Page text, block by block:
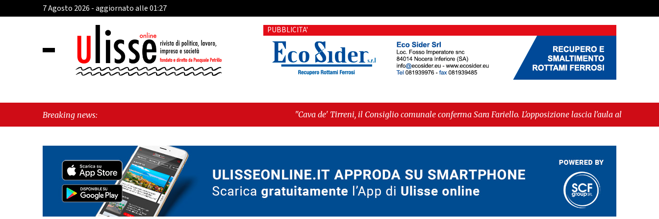
7 Agosto 2026 - aggiornato alle 01:27
PUBBLICITA'
Breaking news:
"Cava de' Tirreni, il Consiglio comunale conferma Sara Fariello. L'opposizione lascia l'aula al momento del
voto" -"Vietri sul Mare, giornata storica: la ceramica ammessa alla fase europea per l’IGP"